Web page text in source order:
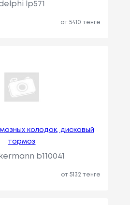
lp571
от 5410 тенге
колодок, дисковый
тормоз
b110041
от 5132 тенге